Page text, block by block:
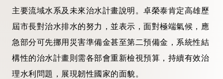
主要流域水系及未來治水計畫說明。卓榮泰肯定高雄歷
屆市長對治水排水的努力，並表示，面對極端氣候，應
急部分可先挪用災害準備金甚至第二預備金，系統性結
構性的治水計畫則需各部會重新檢視預算，持續有效治
理水利問題，展現韌性國家的面貌。